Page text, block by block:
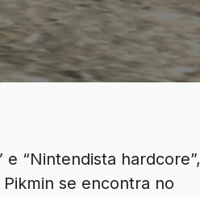
“Nintendista hardcore”,
se encontra no